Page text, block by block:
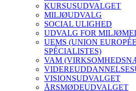
KURSUSUDVALGET
MILJØUDVALG
SOCIAL ULIGHED
UDVALG FOR
UEMS (UNION
SPÉCIALISTES)
VAM
VISIONSUDVALGET
ÅRSMØDEUDVALGET